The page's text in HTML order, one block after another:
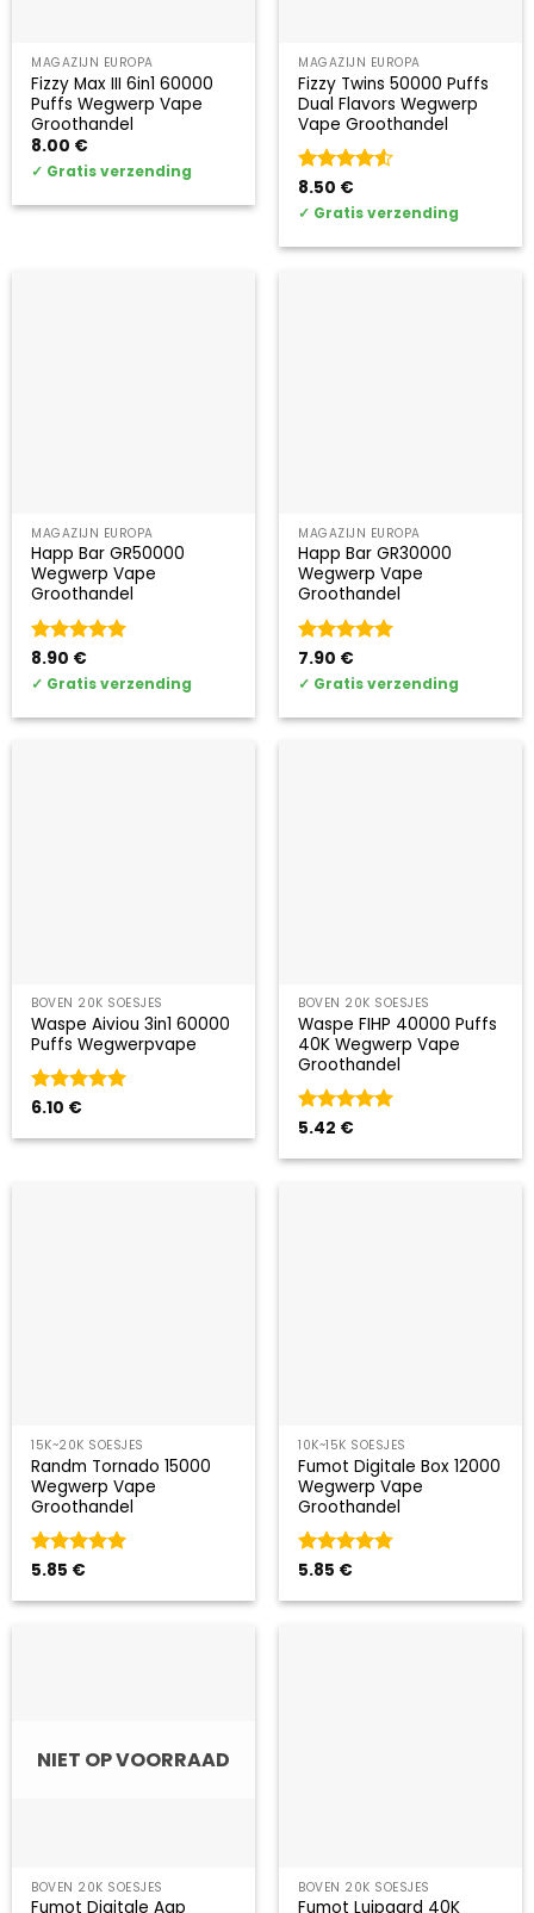
MAGAZIJN EUROPA
Fizzy Max III 6in1 60000
Puffs Wegwerp Vape
Groothandel
8.00 €
✓ Gratis verzending
MAGAZIJN EUROPA
Fizzy Twins 50000 Puffs
Dual Flavors Wegwerp
Vape Groothandel
Gewaardeerd
4.5uit 5
8.50 €
✓ Gratis verzending
MAGAZIJN EUROPA
Happ Bar GR50000
Wegwerp Vape
Groothandel
Gewaardeerd
5uit 5
8.90 €
✓ Gratis verzending
MAGAZIJN EUROPA
Happ Bar GR30000
Wegwerp Vape
Groothandel
Gewaardeerd
5uit 5
7.90 €
✓ Gratis verzending
BOVEN 20K SOESJES
Waspe Aiviou 3in1 60000
Puffs Wegwerpvape
Gewaardeerd
6.10 €
BOVEN 20K SOESJES
Waspe FIHP 40000 Puffs
40K Wegwerp Vape
Groothandel
Gewaardeerd
5.42 €
15K~20K SOESJES
Randm Tornado 15000
Wegwerp Vape
Groothandel
Gewaardeerd
5.85 €
10K~15K SOESJES
Fumot Digitale Box 12000
Wegwerp Vape
Groothandel
Gewaardeerd
5.85 €
NIET OP VOORRAAD
BOVEN 20K SOESJES
Fumot Digitale Aap
BOVEN 20K SOESJES
Fumot Luipaard 40K